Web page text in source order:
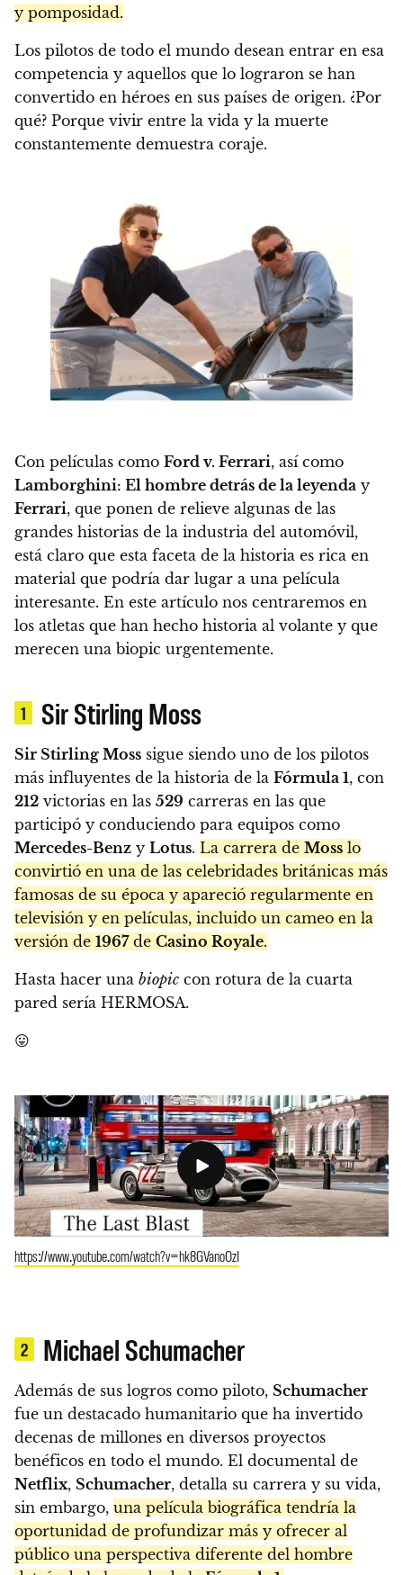
y pomposidad.
Los pilotos de todo el mundo desean entrar en esa
competencia y aquellos que lo lograron se han
convertido en héroes en sus países de origen. ¿Por
qué? Porque vivir entre la vida y la muerte
constantemente demuestra coraje.
Con películas como Ford v. Ferrari, así como
Lamborghini: El hombre detrás de la leyenda y
Ferrari, que ponen de relieve algunas de las
grandes historias de la industria del automóvil,
está claro que esta faceta de la historia es rica en
material que podría dar lugar a una película
interesante. En este artículo nos centraremos en
los atletas que han hecho historia al volante y que
merecen una biopic urgentemente.
1 Sir Stirling Moss
Sir Stirling Moss sigue siendo uno de los pilotos
más influyentes de la historia de la Fórmula 1, con
212 victorias en las 529 carreras en las que
participó y conduciendo para equipos como
Mercedes-Benz y Lotus. La carrera de Moss lo
convirtió en una de las celebridades británicas más
famosas de su época y apareció regularmente en
televisión y en películas, incluido un cameo en la
versión de 1967de Casino Royale.
Hasta hacer una biopic con rotura de la cuarta
pared sería HERMOSA.
😛
https://www.youtube.com/watch?v=hk8GVanoOzI
2 Michael Schumacher
Además de sus logros como piloto, Schumacher
fue un destacado humanitario que ha invertido
decenas de millones en diversos proyectos
benéficos en todo el mundo. El documental de
Netflix, Schumacher, detalla su carrera y su vida,
sin embargo, una película biográfica tendría la
oportunidad de profundizar más y ofrecer al
público una perspectiva diferente del hombre